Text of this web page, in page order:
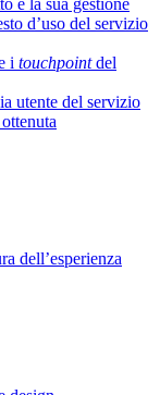
e la sua gestione
d’uso del servizio
i touchpointdel
utente del servizio
dell’esperienza